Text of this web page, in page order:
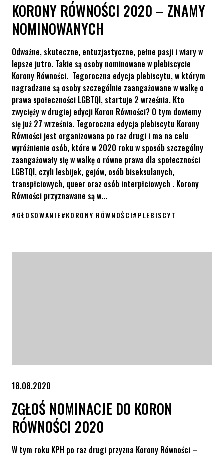
KORONY RÓWNOŚCI 2020 – ZNAMY
NOMINOWANYCH
Odważne, skuteczne, entuzjastyczne, pełne pasji i wiary w
lepsze jutro. Takie są osoby nominowane w plebiscycie
Korony Równości. Tegoroczna edycja plebiscytu, w którym
nagradzane są osoby szczególnie zaangażowane w walkę o
prawa społeczności LGBTQI, startuje 2 września. Kto
zwycięży w drugiej edycji Koron Równości? O tym dowiemy
się już 27 września. Tegoroczna edycja plebiscytu Korony
Równości jest organizowana po raz drugi i ma na celu
wyróżnienie osób, które w 2020 roku w sposób szczególny
zaangażowały się w walkę o równe prawa dla społeczności
LGBTQI, czyli lesbijek, gejów, osób biseksulanych,
transpłciowych, queer oraz osób interpłciowych . Korony
Równości przyznawane są w...
#GŁOSOWANIE#KORONY RÓWNOŚCI#PLEBISCYT
18.08.2020
ZGŁOŚ NOMINACJE DO KORON
RÓWNOŚCI 2020
W tym roku KPH po raz drugi przyzna Korony Równości –